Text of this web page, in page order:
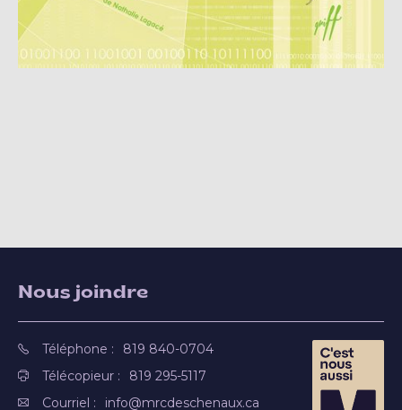
Nous joindre
Téléphone :
819 840-0704
Télécopieur :
819 295-5117
Courriel :
info@mrcdeschenaux.ca